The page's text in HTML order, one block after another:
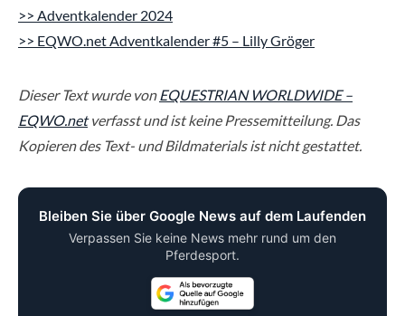
>> Adventkalender 2024
>> EQWO.net Adventkalender #5 – Lilly Gröger
Dieser Text wurde vonEQUESTRIAN WORLDWIDE –
EQWO.netverfasst und ist keine Pressemitteilung. Das
Kopieren des Text- und Bildmaterials ist nicht gestattet.
Bleiben Sie über Google News auf dem Laufenden
Verpassen Sie keine News mehr rund um den
Pferdesport.